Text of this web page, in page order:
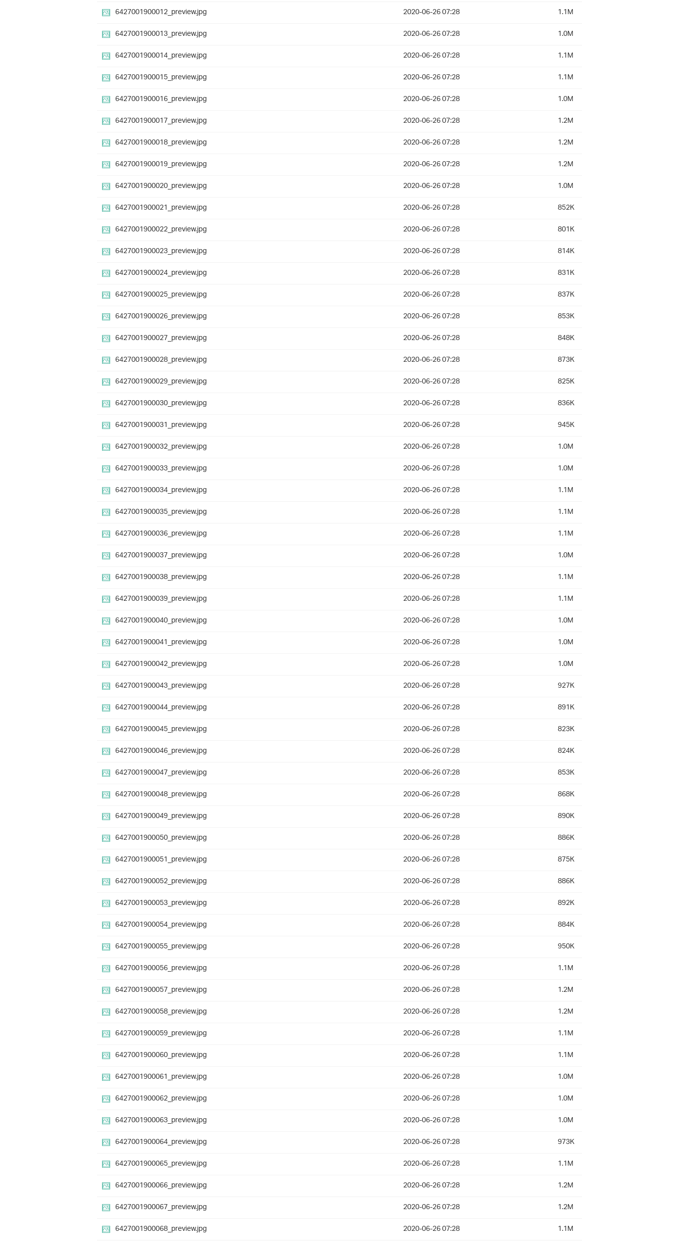
6427001900012_preview.jpg
2020-06-26 07:28
1.1M
6427001900013_preview.jpg
2020-06-26 07:28
1.0M
6427001900014_preview.jpg
2020-06-26 07:28
1.1M
6427001900015_preview.jpg
2020-06-26 07:28
1.1M
6427001900016_preview.jpg
2020-06-26 07:28
1.0M
6427001900017_preview.jpg
2020-06-26 07:28
1.2M
6427001900018_preview.jpg
2020-06-26 07:28
1.2M
6427001900019_preview.jpg
2020-06-26 07:28
1.2M
6427001900020_preview.jpg
2020-06-26 07:28
1.0M
6427001900021_preview.jpg
2020-06-26 07:28
852K
6427001900022_preview.jpg
2020-06-26 07:28
801K
6427001900023_preview.jpg
2020-06-26 07:28
814K
6427001900024_preview.jpg
2020-06-26 07:28
831K
6427001900025_preview.jpg
2020-06-26 07:28
837K
6427001900026_preview.jpg
2020-06-26 07:28
853K
6427001900027_preview.jpg
2020-06-26 07:28
848K
6427001900028_preview.jpg
2020-06-26 07:28
873K
6427001900029_preview.jpg
2020-06-26 07:28
825K
6427001900030_preview.jpg
2020-06-26 07:28
836K
6427001900031_preview.jpg
2020-06-26 07:28
945K
6427001900032_preview.jpg
2020-06-26 07:28
1.0M
6427001900033_preview.jpg
2020-06-26 07:28
1.0M
6427001900034_preview.jpg
2020-06-26 07:28
1.1M
6427001900035_preview.jpg
2020-06-26 07:28
1.1M
6427001900036_preview.jpg
2020-06-26 07:28
1.1M
6427001900037_preview.jpg
2020-06-26 07:28
1.0M
6427001900038_preview.jpg
2020-06-26 07:28
1.1M
6427001900039_preview.jpg
2020-06-26 07:28
1.1M
6427001900040_preview.jpg
2020-06-26 07:28
1.0M
6427001900041_preview.jpg
2020-06-26 07:28
1.0M
6427001900042_preview.jpg
2020-06-26 07:28
1.0M
6427001900043_preview.jpg
2020-06-26 07:28
927K
6427001900044_preview.jpg
2020-06-26 07:28
891K
6427001900045_preview.jpg
2020-06-26 07:28
823K
6427001900046_preview.jpg
2020-06-26 07:28
824K
6427001900047_preview.jpg
2020-06-26 07:28
853K
6427001900048_preview.jpg
2020-06-26 07:28
868K
6427001900049_preview.jpg
2020-06-26 07:28
890K
6427001900050_preview.jpg
2020-06-26 07:28
886K
6427001900051_preview.jpg
2020-06-26 07:28
875K
6427001900052_preview.jpg
2020-06-26 07:28
886K
6427001900053_preview.jpg
2020-06-26 07:28
892K
6427001900054_preview.jpg
2020-06-26 07:28
884K
6427001900055_preview.jpg
2020-06-26 07:28
950K
6427001900056_preview.jpg
2020-06-26 07:28
1.1M
6427001900057_preview.jpg
2020-06-26 07:28
1.2M
6427001900058_preview.jpg
2020-06-26 07:28
1.2M
6427001900059_preview.jpg
2020-06-26 07:28
1.1M
6427001900060_preview.jpg
2020-06-26 07:28
1.1M
6427001900061_preview.jpg
2020-06-26 07:28
1.0M
6427001900062_preview.jpg
2020-06-26 07:28
1.0M
6427001900063_preview.jpg
2020-06-26 07:28
1.0M
6427001900064_preview.jpg
2020-06-26 07:28
973K
6427001900065_preview.jpg
2020-06-26 07:28
1.1M
6427001900066_preview.jpg
2020-06-26 07:28
1.2M
6427001900067_preview.jpg
2020-06-26 07:28
1.2M
6427001900068_preview.jpg
2020-06-26 07:28 1.1M